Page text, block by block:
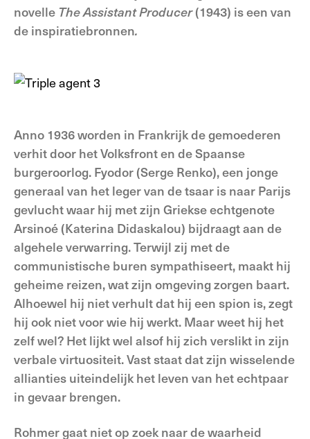
novelle The Assistant Producer(1943) is een van
de inspiratiebronnen.
Anno 1936 worden in Frankrijk de gemoederen
verhit door het Volksfront en de Spaanse
burgeroorlog. Fyodor (Serge Renko), een jonge
generaal van het leger van de tsaar is naar Parijs
gevlucht waar hij met zijn Griekse echtgenote
Arsinoé (Katerina Didaskalou) bijdraagt aan de
algehele verwarring. Terwijl zij met de
communistische buren sympathiseert, maakt hij
geheime reizen, wat zijn omgeving zorgen baart.
Alhoewel hij niet verhult dat hij een spion is, zegt
hij ook niet voor wie hij werkt. Maar weet hij het
zelf wel? Het lijkt wel alsof hij zich verslikt in zijn
verbale virtuositeit. Vast staat dat zijn wisselende
allianties uiteindelijk het leven van het echtpaar
in gevaar brengen.
Rohmer gaat niet op zoek naar de waarheid